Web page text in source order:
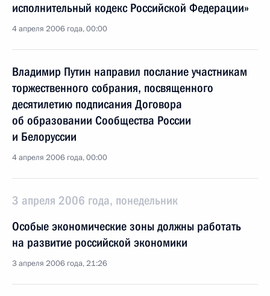
исполнительный кодекс Российской Федерации»
4 апреля 2006 года, 00:00
Владимир Путин направил послание участникам
торжественного собрания, посвященного
десятилетию подписания Договора
об образовании Сообщества России
и Белоруссии
4 апреля 2006 года, 00:00
3 апреля 2006 года, понедельник
Особые экономические зоны должны работать
на развитие российской экономики
3 апреля 2006 года, 21:26